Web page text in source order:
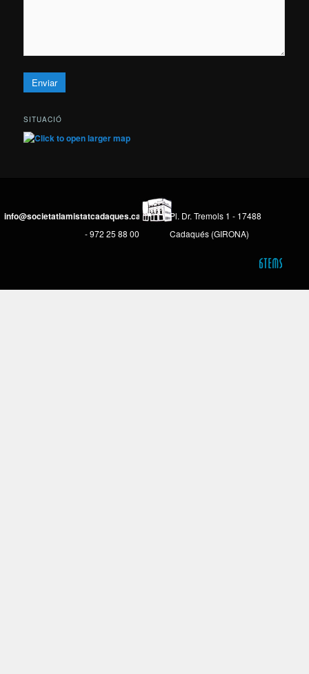
SITUACIÓ
info@societatlamistatcadaques.cat
- 972 25 88 00
Pl. Dr. Tremols 1 - 17488
Cadaqués (GIRONA)